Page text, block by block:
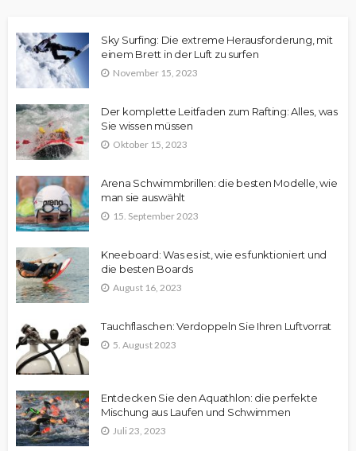
Sky Surfing: Die extreme Herausforderung, mit
einem Brett in der Luft zu surfen
November 15, 2023
Der komplette Leitfaden zum Rafting: Alles, was
Sie wissen müssen
Oktober 15, 2023
Arena Schwimmbrillen: die besten Modelle, wie
man sie auswählt
15. September 2023
Kneeboard: Was es ist, wie es funktioniert und
die besten Boards
August 16, 2023
Tauchflaschen: Verdoppeln Sie Ihren Luftvorrat
5. August 2023
Entdecken Sie den Aquathlon: die perfekte
Mischung aus Laufen und Schwimmen
Juli 23, 2023